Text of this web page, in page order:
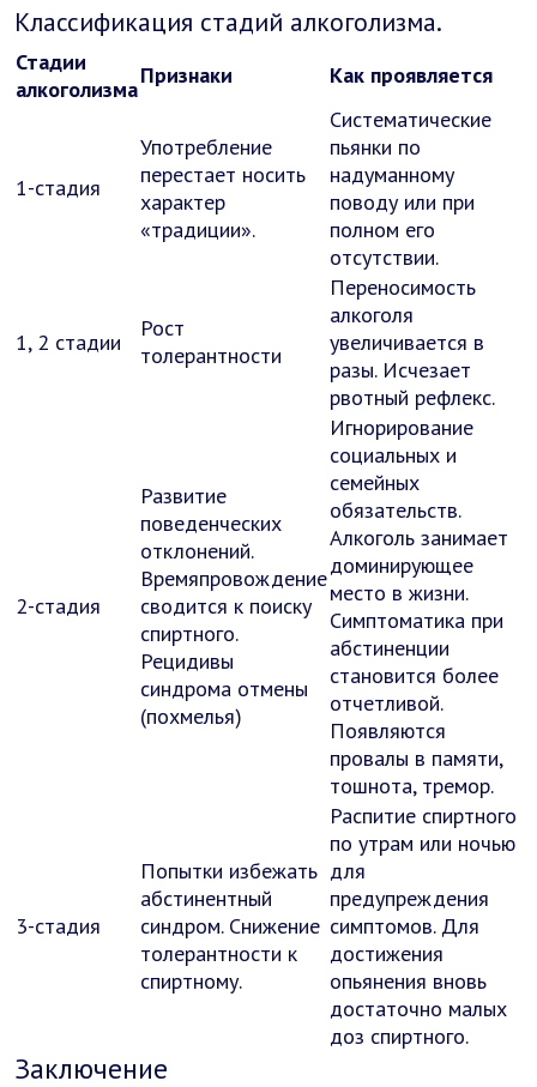
Классификация стадий алкоголизма.
Стадии
алкоголизма
Признаки Как проявляется
1-стадия
Употребление
перестает носить
характер
«традиции».
Систематические
пьянки по
надуманному
поводу или при
полном его
отсутствии.
1, 2 стадии
Рост
толерантности
Переносимость
алкоголя
увеличивается в
разы. Исчезает
рвотный рефлекс.
2-стадия
Развитие
поведенческих
отклонений.
Времяпровождение
сводится к поиску
спиртного.
Рецидивы
синдрома отмены
(похмелья)
Игнорирование
социальных и
семейных
обязательств.
Алкоголь занимает
доминирующее
место в жизни.
Симптоматика при
абстиненции
становится более
отчетливой.
Появляются
провалы в памяти,
тошнота, тремор.
3-стадия
Попытки избежать
абстинентный
синдром. Снижение
толерантности к
спиртному.
Распитие спиртного
по утрам или ночью
для
предупреждения
симптомов. Для
достижения
опьянения вновь
достаточно малых
доз спиртного.
Заключение